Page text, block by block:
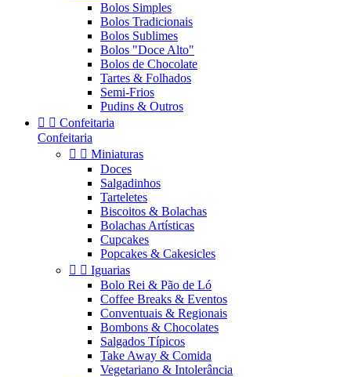
Bolos Simples
Bolos Tradicionais
Bolos Sublimes
Bolos "Doce Alto"
Bolos de Chocolate
Tartes & Folhados
Semi-Frios
Pudins & Outros
  Confeitaria
Confeitaria
  Miniaturas
Doces
Salgadinhos
Tarteletes
Biscoitos & Bolachas
Bolachas Artísticas
Cupcakes
Popcakes & Cakesicles
  Iguarias
Bolo Rei & Pão de Ló
Coffee Breaks & Eventos
Conventuais & Regionais
Bombons & Chocolates
Salgados Típicos
Take Away & Comida
Vegetariano & Intolerância